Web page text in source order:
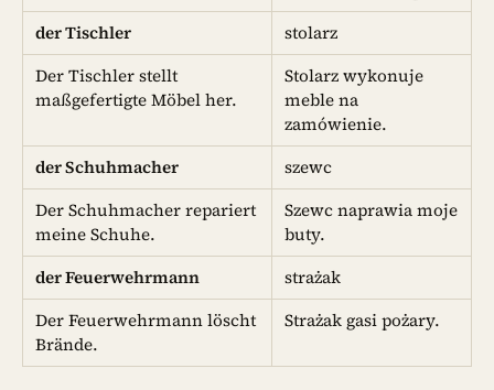
der Tischler
stolarz
Der Tischler stellt
maßgefertigte Möbel her.
Stolarz wykonuje
meble na
zamówienie.
der Schuhmacher
szewc
Der Schuhmacher repariert
meine Schuhe.
Szewc naprawia moje
buty.
der Feuerwehrmann
strażak
Der Feuerwehrmann löscht
Brände.
Strażak gasi pożary.